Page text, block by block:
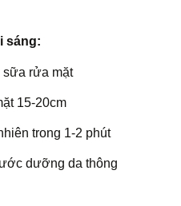
sáng:
sữa rửa mặt
15-20cm
trong 1-2 phút
dưỡng da thông